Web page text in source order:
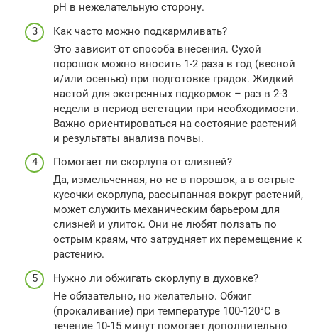
pH в нежелательную сторону.
Как часто можно подкармливать?
Это зависит от способа внесения. Сухой
порошок можно вносить 1-2 раза в год (весной
и/или осенью) при подготовке грядок. Жидкий
настой для экстренных подкормок – раз в 2-3
недели в период вегетации при необходимости.
Важно ориентироваться на состояние растений
и результаты анализа почвы.
Помогает ли скорлупа от слизней?
Да, измельченная, но не в порошок, а в острые
кусочки скорлупа, рассыпанная вокруг растений,
может служить механическим барьером для
слизней и улиток. Они не любят ползать по
острым краям, что затрудняет их перемещение к
растению.
Нужно ли обжигать скорлупу в духовке?
Не обязательно, но желательно. Обжиг
(прокаливание) при температуре 100-120°C в
течение 10-15 минут помогает дополнительно